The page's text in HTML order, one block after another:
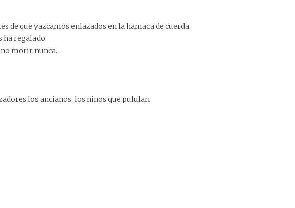
de que yazcamos enlazados en la hamaca de cuerda.
ha regalado
morir nunca.
los ancianos, los ninos que pululan